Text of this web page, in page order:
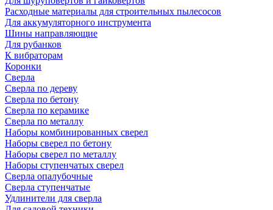
Расходные материалы для строительных пылесосов
Для аккумуляторного инструмента
Шины направляющие
Для рубанков
К вибраторам
Коронки
Сверла
Сверла по дереву
Сверла по бетону
Сверла по керамике
Сверла по металлу
Наборы комбинированных сверел
Наборы сверел по бетону
Наборы сверел по металлу
Наборы ступенчатых сверел
Сверла опалубочные
Сверла ступенчатые
Удлинители для сверла